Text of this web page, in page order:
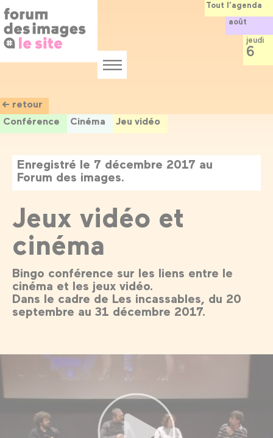
au
contenu
principal
Menu
← retour
Conférence
Cinéma Jeu vidéo
Enregistré le 7 décembre 2017 au
Forum des images.
Jeux vidéo et
cinéma
Bingo conférence sur les liens entre le
cinéma et les jeux vidéo.
Dans le cadre de Les incassables, du 20
septembre au 31 décembre 2017.
Tout l’agenda
août
jeudi
6